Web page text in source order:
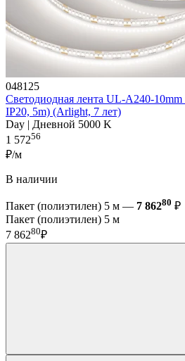
048125
Светодиодная лента UL-A240-
IP20, 5m) (Arlight, 7 лет)
Day | Дневной 5000 K
1 57256
₽/м
В наличии
Пакет (полиэтилен) 5 м — 7 86280 ₽
Пакет (полиэтилен) 5 м
7 86280₽